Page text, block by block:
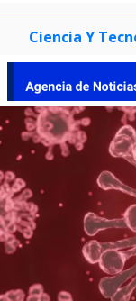
Ciencia Y